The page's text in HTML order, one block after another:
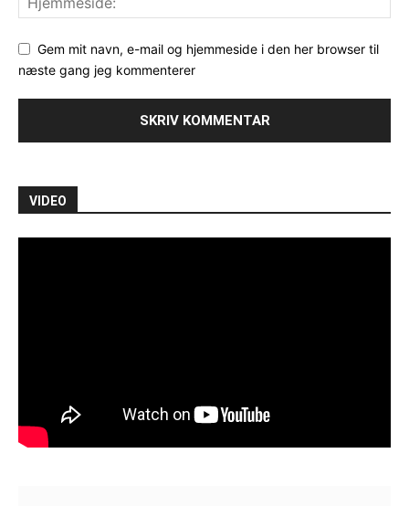
Gem mit navn, e-mail og hjemmeside i den her browser til
næste gang jeg kommenterer
VIDEO